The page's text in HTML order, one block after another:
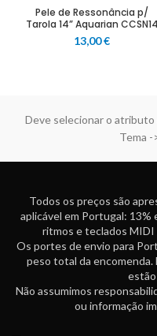
Pele de Ressonância p/
Tarola 14” Aquarian CCSN14
13,00€
Deve selecionar o atributo
Tema -
Todos os preços são
aplicável em Portugal: 13%
ritmos e teclados
Os portes de envio para
peso total da
Não assumimos
ou informação